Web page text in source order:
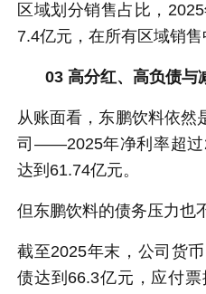
区域划分销售占比，
7.4亿元，在所有区域销售
03 高分红、高负债与
从账面看，东鹏饮料依然
司——2025年净利率超过
达到61.74亿元。
但东鹏饮料的债务压力也
截至2025年末，公司货
债达到66.3亿元，应付